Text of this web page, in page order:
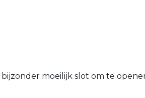
moeilijk slot om te